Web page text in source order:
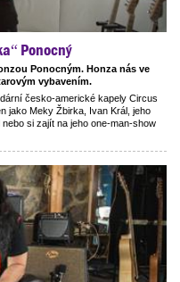
Ponocný
Ponocným. Honza nás ve
vybavením.
česko-americké kapely Circus
jako Meky Žbirka, Ivan Král, jeho
si zajít na jeho one-man-show